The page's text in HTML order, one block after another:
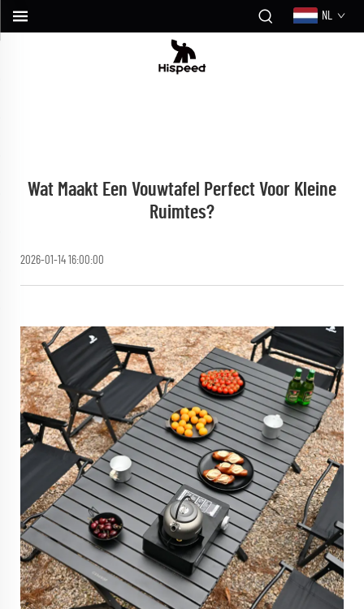
NL
Wat Maakt Een Vouwtafel Perfect Voor Kleine
Ruimtes?
2026-01-14 16:00:00